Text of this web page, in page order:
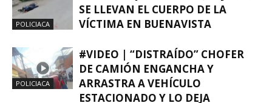
POLICIACA
SE LLEVAN EL CUERPO DE LA
VÍCTIMA EN BUENAVISTA
POLICIACA
#VIDEO | “DISTRAÍDO” CHOFER
DE CAMIÓN ENGANCHA Y
ARRASTRA A VEHÍCULO
ESTACIONADO Y LO DEJA